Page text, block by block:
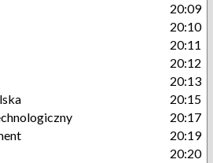
20:09
20:10
20:11
20:12
20:13
20:15
20:17
20:19
20:20